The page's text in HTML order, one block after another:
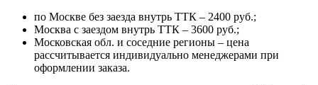
по Москве без заезда внутрь ТТК – 2400 руб.;
Москва с заездом внутрь ТТК – 3600 руб.;
Московская обл. и соседние регионы – цена
рассчитывается индивидуально менеджерами при
оформлении заказа.